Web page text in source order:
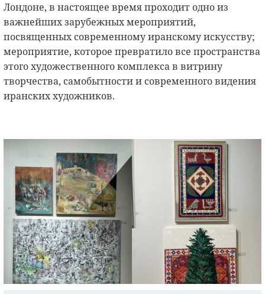
Лондоне, в настоящее время проходит одно из
важнейших зарубежных мероприятий,
посвященных современному иранскому искусству;
мероприятие, которое превратило все пространства
этого художественного комплекса в витрину
творчества, самобытности и современного видения
иранских художников.